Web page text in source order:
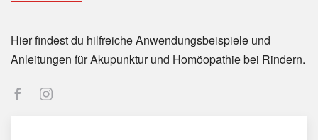
Hier findest du hilfreiche Anwendungsbeispiele und
Anleitungen für Akupunktur und Homöopathie bei Rindern.